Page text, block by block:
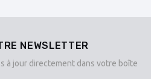
NEWSLETTER
à jour directement dans votre boîte